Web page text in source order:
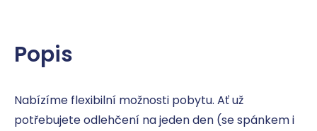
Popis
Nabízíme flexibilní možnosti pobytu. Ať už
potřebujete odlehčení na jeden den (se spánkem i